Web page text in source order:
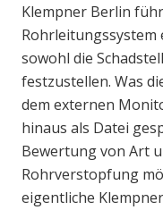
Klempner Berlin
Rohrleitungssystem
sowohl die
festzustellen. Was
dem externen
hinaus als Datei
Bewertung von Art
Rohrverstopfung
eigentliche